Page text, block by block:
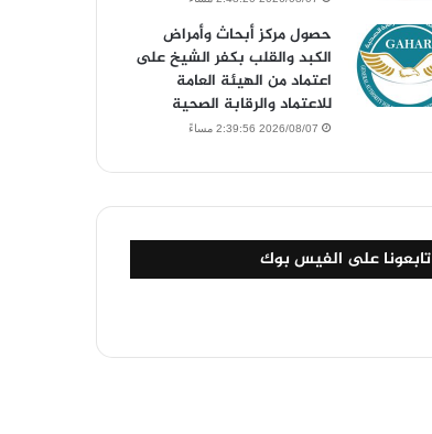
حصول مركز أبحاث وأمراض
الكبد والقلب بكفر الشيخ على
اعتماد من الهيئة العامة
للاعتماد والرقابة الصحية
2026/08/07 2:39:56 مساءً
تابعونا على الفيس بوك